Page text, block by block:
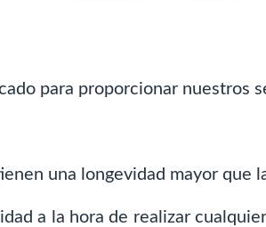
para proporcionar nuestros
una longevidad mayor que
a la hora de realizar